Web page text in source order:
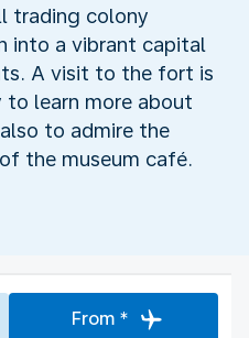
trading colony
into a vibrant capital
A visit to the fort is
learn more about
to admire the
the museum café.
From *